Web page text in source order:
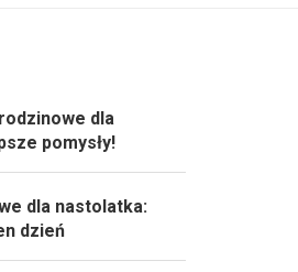
dla
pomysły!
dla nastolatka:
dzień